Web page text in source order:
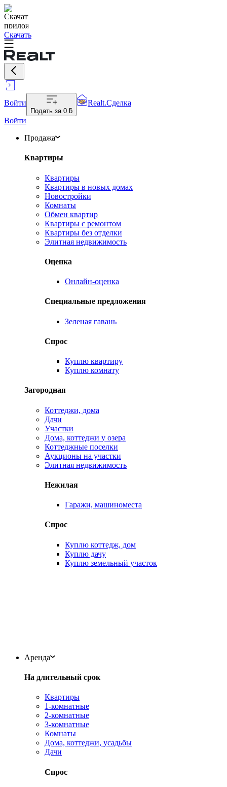
Скачать
Войти
Подать за 0 ƃ
Realt.Сделка
Войти
Продажа
Квартиры
Квартиры
Квартиры в новых домах
Новостройки
Комнаты
Обмен квартир
Квартиры с ремонтом
Квартиры без отделки
Элитная недвижимость
Оценка
Онлайн-оценка
Специальные предложения
Зеленая гавань
Спрос
Куплю квартиру
Куплю комнату
Загородная
Коттеджи, дома
Дачи
Участки
Дома, коттеджи у озера
Коттеджные поселки
Аукционы на участки
Элитная недвижимость
Нежилая
Гаражи, машиноместа
Спрос
Куплю коттедж, дом
Куплю дачу
Куплю земельный участок
Аренда
На длительный срок
Квартиры
1-комнатные
2-комнатные
3-комнатные
Комнаты
Дома, коттеджи, усадьбы
Дачи
Спрос